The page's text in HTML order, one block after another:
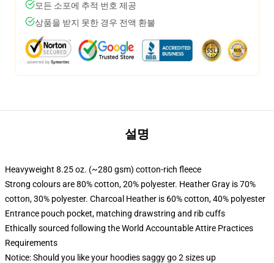
모든 소포에 추적 번호 제공
상품을 받지 못한 경우 전액 환불
설명
Heavyweight 8.25 oz. (~280 gsm) cotton-rich fleece
Strong colours are 80% cotton, 20% polyester. Heather Gray is 70%
cotton, 30% polyester. Charcoal Heather is 60% cotton, 40% polyester
Entrance pouch pocket, matching drawstring and rib cuffs
Ethically sourced following the World Accountable Attire Practices
Requirements
Notice: Should you like your hoodies saggy go 2 sizes up